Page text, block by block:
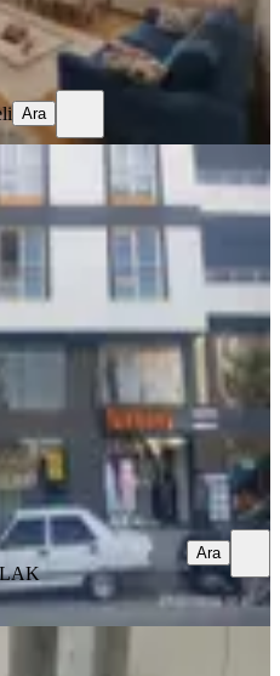
Ara
1+1
Mahallesi
1. Kat 06.08.2026
Şeref Demir
Ara
En Prestijli